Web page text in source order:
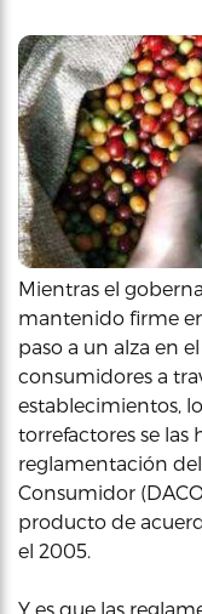
Mientras el
mantenido firme
paso a un alza en
consumidores a
establecimientos,
torrefactores se
reglamentación
Consumidor
producto de
el 2005.
Y es que las